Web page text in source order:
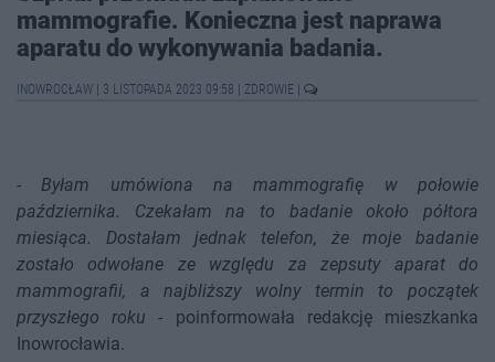
mammografie. Konieczna jest naprawa
aparatu do wykonywania badania.
INOWROCŁAW 3 LISTOPADA 2023 09:58 ZDROWIE
-Byłam umówiona na mammografię w połowie
października. Czekałam na to badanie około półtora
miesiąca. Dostałam jednak telefon, że moje badanie
zostało odwołane ze względu za zepsuty aparat do
mammografii, a najbliższy wolny termin to początek
przyszłego roku - poinformowała redakcję mieszkanka
Inowrocławia.